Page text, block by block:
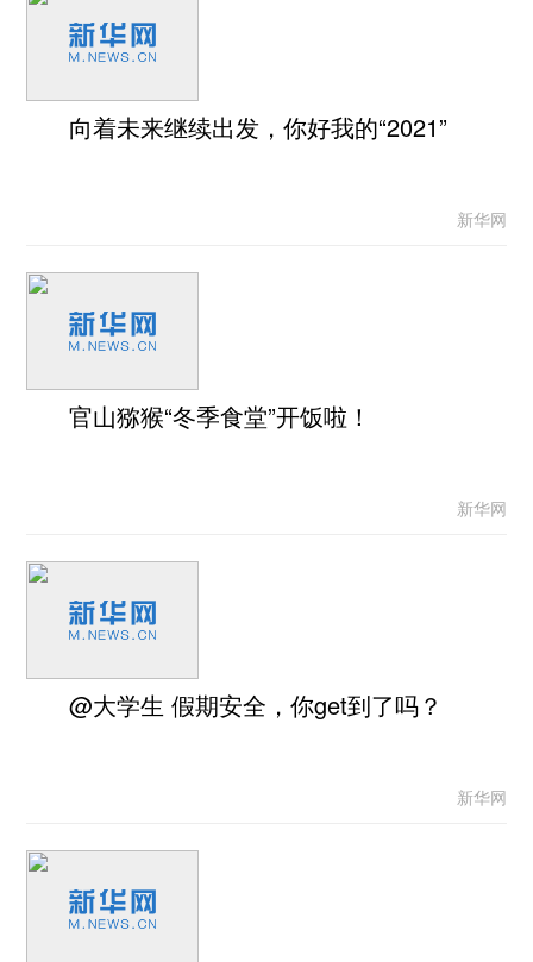
向着未来继续出发，你好我的“2021”
新华网
官山猕猴“冬季食堂”开饭啦！
新华网
@大学生 假期安全，你get到了吗？
新华网